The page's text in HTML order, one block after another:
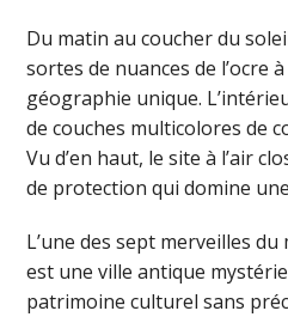
Du matin au coucher du
sortes de nuances de l’ocre
géographie unique.
de couches multicolores de
Vu d’en haut, le site à l’air
de protection qui domine
L’une des sept merveilles
est une ville antique
patrimoine culturel sans